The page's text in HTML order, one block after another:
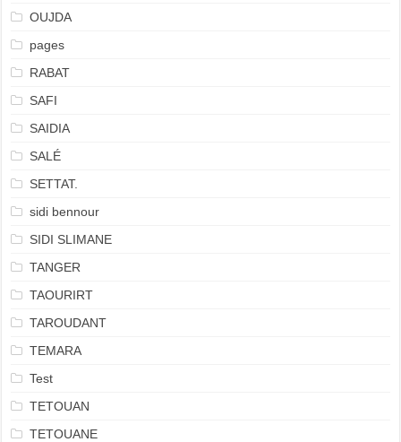
OUJDA
pages
RABAT
SAFI
SAIDIA
SALÉ
SETTAT.
sidi bennour
SIDI SLIMANE
TANGER
TAOURIRT
TAROUDANT
TEMARA
Test
TETOUAN
TETOUANE